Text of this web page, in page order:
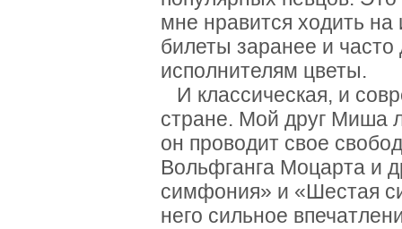
мне нравится ходить
билеты заранее и
исполнителям цветы.
И классическая, и
стране. Мой друг Миша
он проводит свое
Вольфганга Моцарта и
симфония» и «Шестая
него сильное